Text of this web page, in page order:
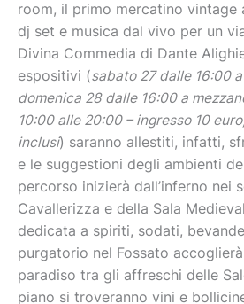
room, il primo mercatino vintage
dj set e musica dal vivo per un
Divina Commedia di Dante
espositivi (sabato 27 dalle 16:00
domenica 28 dalle 16:00 a
10:00 alle 20:00 – ingresso 10
inclusi) saranno allestiti, infatti,
e le suggestioni degli ambienti
percorso inizierà dall’inferno nei
Cavallerizza e della Sala
dedicata a spiriti, sodati,
purgatorio nel Fossato
paradiso tra gli affreschi delle
piano si troveranno vini e